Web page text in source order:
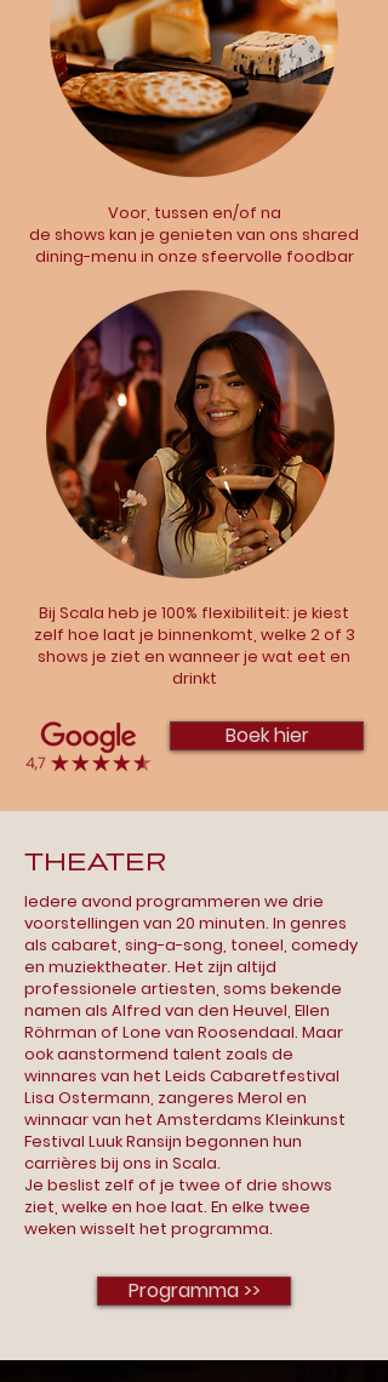
Voor, tussen en/of na
de shows kan je genieten van ons shared
dining-menu in onze sfeervolle foodbar
Bij Scala heb je 100% flexibiliteit: je kiest
zelf hoe laat je binnenkomt, welke 2 of 3
shows je ziet en wanneer je wat eet en
drinkt
Boek hier
Theater
Iedere avond programmeren we drie
voorstellingen van 20 minuten. In genres
als cabaret, sing-a-song, toneel, comedy
en muziektheater. Het zijn altijd
professionele artiesten, soms bekende
namen als Alfred van den Heuvel, Ellen
Röhrman of Lone van Roosendaal. Maar
ook aanstormend talent zoals de
winnares van het Leids Cabaretfestival
Lisa Ostermann, zangeres Merol en
winnaar van het Amsterdams Kleinkunst
Festival Luuk Ransijn begonnen hun
carrières bij ons in Scala.
Je beslist zelf of je twee of drie shows
ziet, welke en hoe laat. En elke twee
weken wisselt het programma.
Programma >>